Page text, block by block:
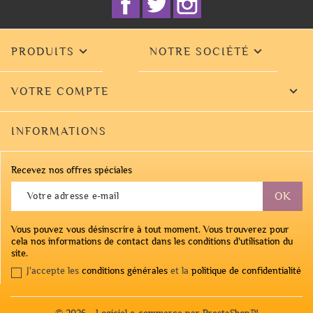
PRODUITS  NOTRE SOCIÉTÉ 
VOTRE COMPTE 
INFORMATIONS
Recevez nos offres spéciales
Vous pouvez vous désinscrire à tout moment. Vous trouverez pour
cela nos informations de contact dans les conditions d'utilisation du
site.
J'accepte les conditions générales et la politique de confidentialité